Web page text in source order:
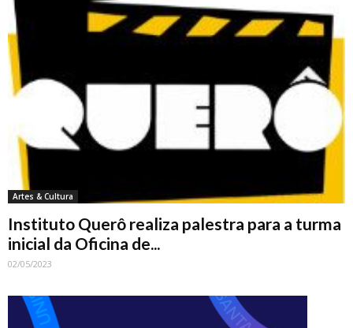
Artes & Cultura
Instituto Querô realiza palestra para a turma
inicial da Oficina de...
02/05/2023